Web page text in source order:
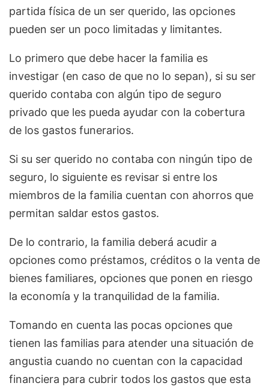
partida física de un ser querido, las opciones
pueden ser un poco limitadas y limitantes.
Lo primero que debe hacer la familia es
investigar (en caso de que no lo sepan), si su ser
querido contaba con algún tipo de seguro
privado que les pueda ayudar con la cobertura
de los gastos funerarios.
Si su ser querido no contaba con ningún tipo de
seguro, lo siguiente es revisar si entre los
miembros de la familia cuentan con ahorros que
permitan saldar estos gastos.
De lo contrario, la familia deberá acudir a
opciones como préstamos, créditos o la venta de
bienes familiares, opciones que ponen en riesgo
la economía y la tranquilidad de la familia.
Tomando en cuenta las pocas opciones que
tienen las familias para atender una situación de
angustia cuando no cuentan con la capacidad
financiera para cubrir todos los gastos que esta